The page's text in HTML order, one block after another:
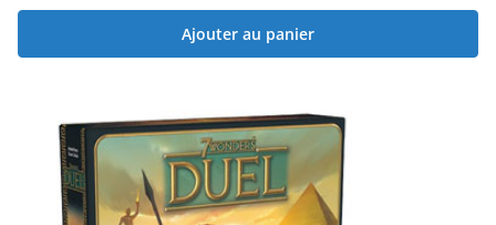
Ajouter au panier